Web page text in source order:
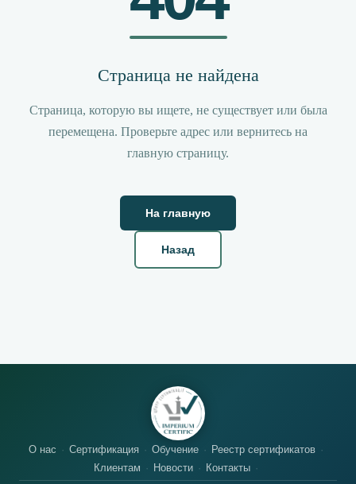
Страница не найдена
Страница, которую вы ищете, не существует или была
перемещена. Проверьте адрес или вернитесь на
главную страницу.
На главную
Назад
О нас Сертификация Обучение
Реестр сертификатов
Клиентам
Новости Контакты